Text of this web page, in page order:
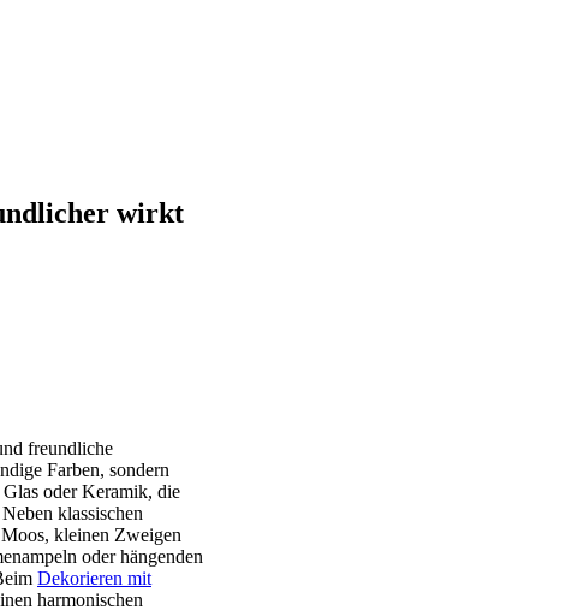
wirkt
freundliche
Farben, sondern
Glas oder Keramik, die
klassischen
kleinen Zweigen
oder hängenden
Dekorieren mit
harmonischen